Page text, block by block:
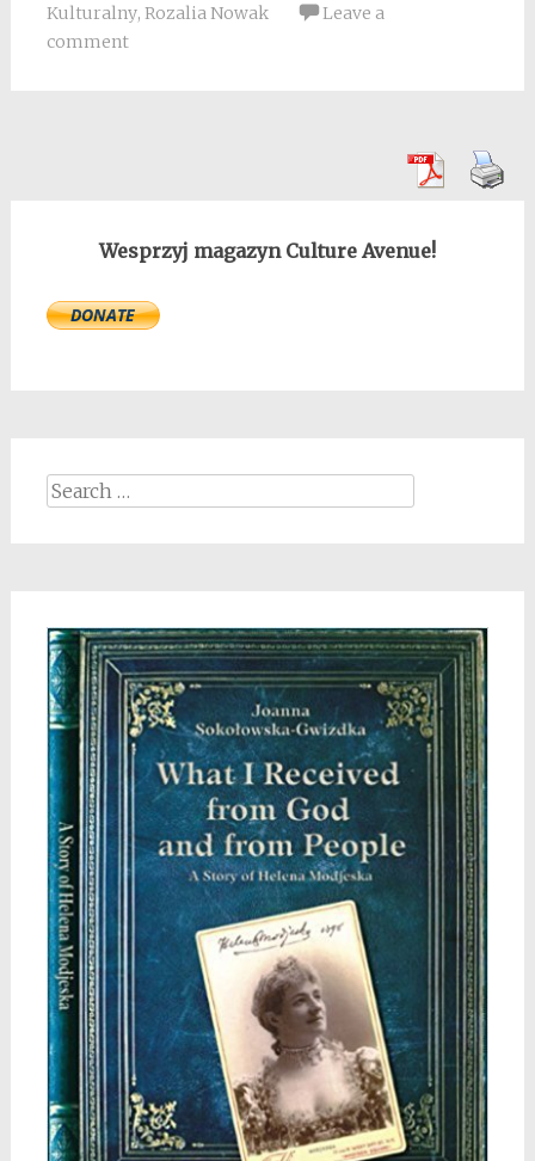
Kulturalny, Rozalia Nowak
Leave a
comment
Wesprzyj magazyn Culture Avenue!
Search
for: